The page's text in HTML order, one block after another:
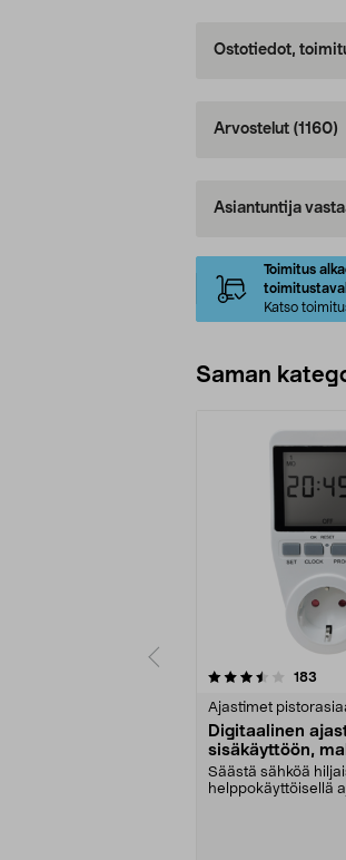
Ostotiedot,
Arvostelut (1160)
Asiantuntija
Toimitus
Katso
Saman
183
Ajastimet
Digitaalinen
sisäkäyttöön,
Säästä sähköä
helppokäyttöisellä
4.5